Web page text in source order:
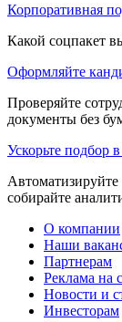
Корпоративная
Какой соцпакет
Оформляйте
Проверяйте
документы без
Ускорьте подбор
Автоматизируйте
собирайте
О компании
Наши
Партнерам
Реклама на
Новости и
Инвесторам